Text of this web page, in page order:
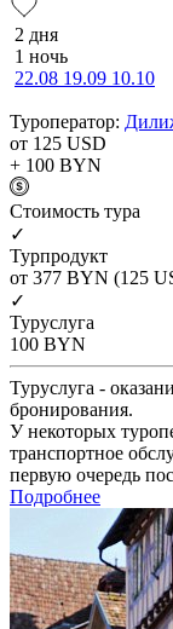
2 дня
1 ночь
22.08 19.09 10.10
Туроператор:
от 125 USD
+ 100 BYN
Cтоимость тура
✓
Турпродукт
от 377 BYN (125
✓
Туруслуга
100 BYN
Туруслуга -
бронирования.
У некоторых
транспортное
первую очередь
Подробнее